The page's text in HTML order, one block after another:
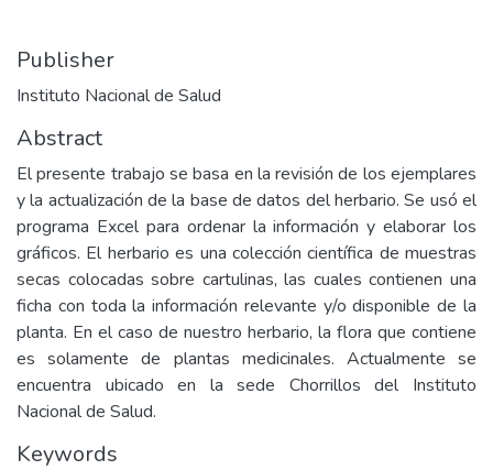
Publisher
Instituto Nacional de Salud
Abstract
El presente trabajo se basa en la revisión de los ejemplares
y la actualización de la base de datos del herbario. Se usó el
programa Excel para ordenar la información y elaborar los
gráficos. El herbario es una colección científica de muestras
secas colocadas sobre cartulinas, las cuales contienen una
ficha con toda la información relevante y/o disponible de la
planta. En el caso de nuestro herbario, la flora que contiene
es solamente de plantas medicinales. Actualmente se
encuentra ubicado en la sede Chorrillos del Instituto
Nacional de Salud.
Keywords